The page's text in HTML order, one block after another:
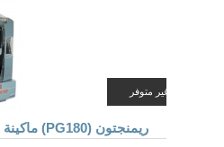
غير متوفر